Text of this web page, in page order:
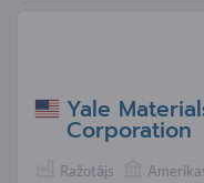
Yale
Corporation
Ražotājs